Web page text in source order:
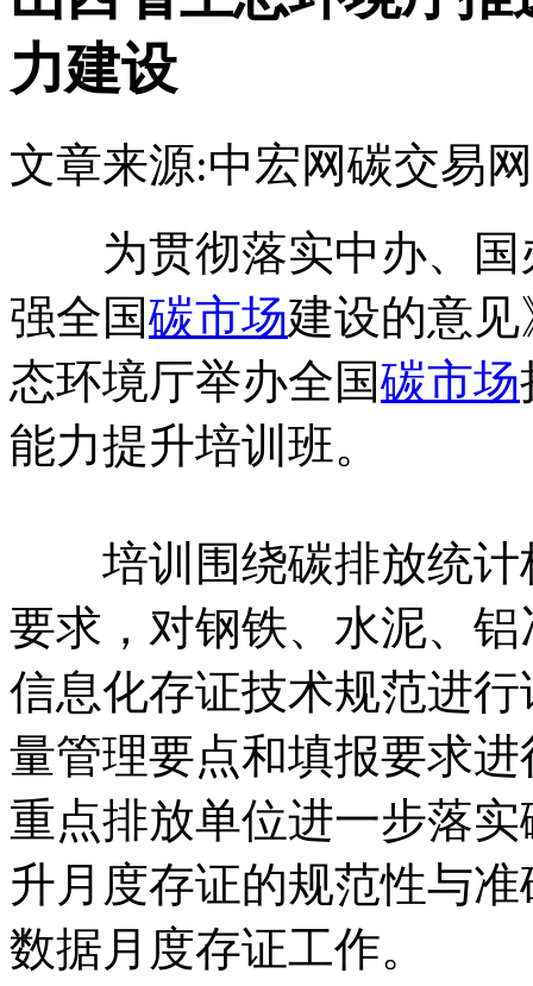
力建设
文章来源:中宏网碳交易网
为贯彻落实中办、国
强全国碳市场建设的意见
态环境厅举办全国碳市场
能力提升培训班。
培训围绕碳排放统计
要求，对钢铁、水泥、
信息化存证技术规范进
量管理要点和填报要求
重点排放单位进一步落
升月度存证的规范性与
数据月度存证工作。